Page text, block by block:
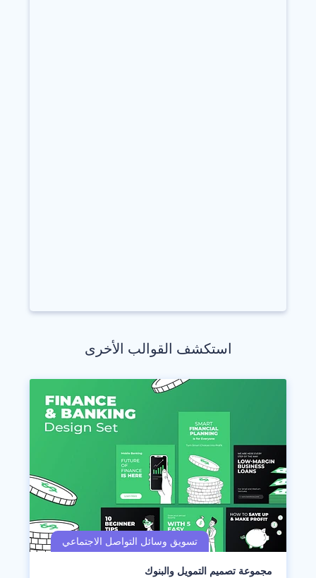
استكشف القوالب الأخرى
مجموعة تصميم التمويل والبنوك